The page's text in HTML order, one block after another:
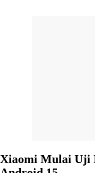
Xiaomi Mulai Uji